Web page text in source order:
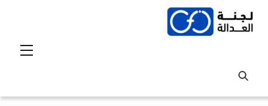
Skip